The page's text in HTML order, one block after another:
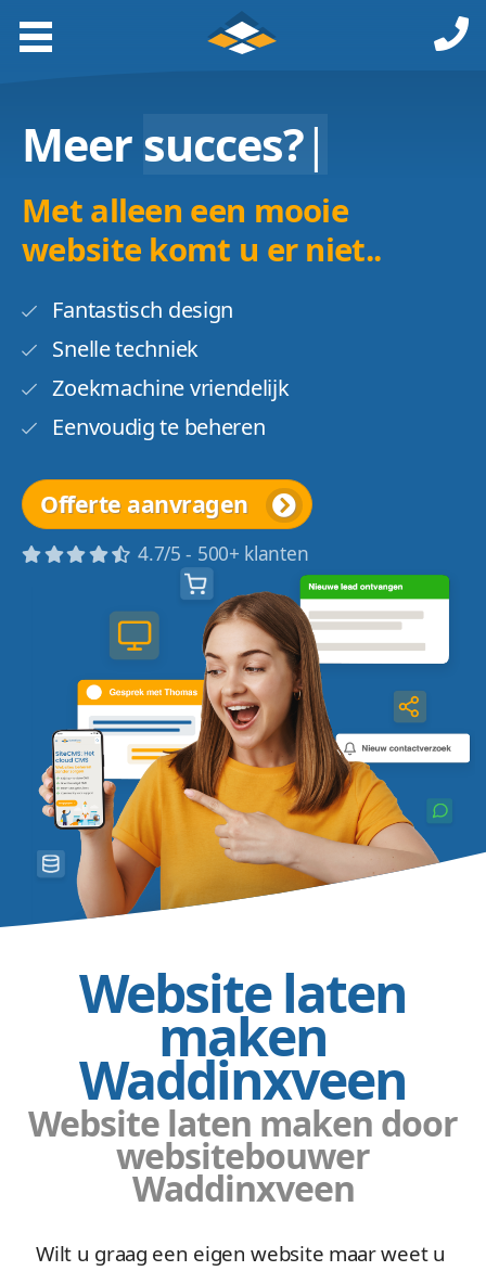
Website laten
maken
Waddinxveen
Website laten maken door
websitebouwer
Waddinxveen
Wilt u graag een eigen website maar weet u
Meer succes?|
Met alleen een mooie
website komt u er niet..
Fantastisch design
Snelle techniek
Zoekmachine vriendelijk
Eenvoudig te beheren
Offerte aanvragen
4.7/5 - 500+ klanten